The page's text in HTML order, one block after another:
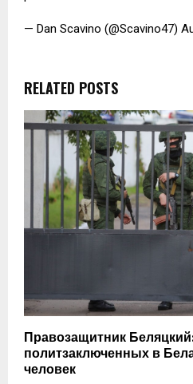
— Dan Scavino (@Scavino47)
RELATED POSTS
Правозащитник
политзаключенных в
человек